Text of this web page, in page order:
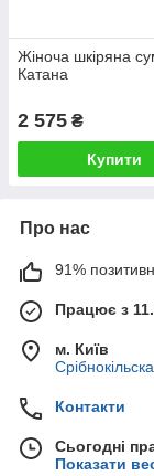
Жіноча шкіряна
Катана
2 575 ₴
Купити
Про нас
91%
Працює з
м. Київ
Контакти
Сьогодні
Показати